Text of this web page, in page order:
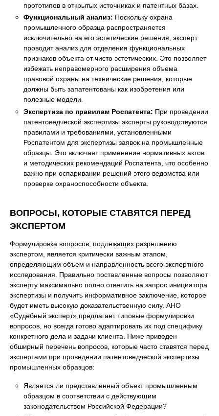
прототипов в открытых источниках и патентных базах.
Функциональный анализ: Поскольку охрана
промышленного образца распространяется
исключительно на его эстетические решения, эксперт
проводит анализ для отделения функциональных
признаков объекта от чисто эстетических. Это позволяет
избежать неправомерного расширения объема
правовой охраны на технические решения, которые
должны быть запатентованы как изобретения или
полезные модели.
Экспертиза по правилам Роспатента: При проведении
патентоведческой экспертизы эксперты руководствуются
правилами и требованиями, установленными
Роспатентом для экспертизы заявок на промышленные
образцы. Это включает применение нормативных актов
и методических рекомендаций Роспатента, что особенно
важно при оспаривании решений этого ведомства или
проверке охраноспособности объекта.
ВОПРОСЫ, КОТОРЫЕ СТАВЯТСЯ ПЕРЕД
ЭКСПЕРТОМ
Формулировка вопросов, подлежащих разрешению
экспертом, является критически важным этапом,
определяющим объем и направленность всего экспертного
исследования. Правильно поставленные вопросы позволяют
эксперту максимально полно ответить на запрос инициатора
экспертизы и получить информативное заключение, которое
будет иметь высокую доказательственную силу. АНО
«Судебный эксперт» предлагает типовые формулировки
вопросов, но всегда готово адаптировать их под специфику
конкретного дела и задачи клиента. Ниже приведен
обширный перечень вопросов, которые часто ставятся перед
экспертами при проведении патентоведческой экспертизы
промышленных образцов:
Является ли представленный объект промышленным
образцом в соответствии с действующим
законодательством Российской Федерации?